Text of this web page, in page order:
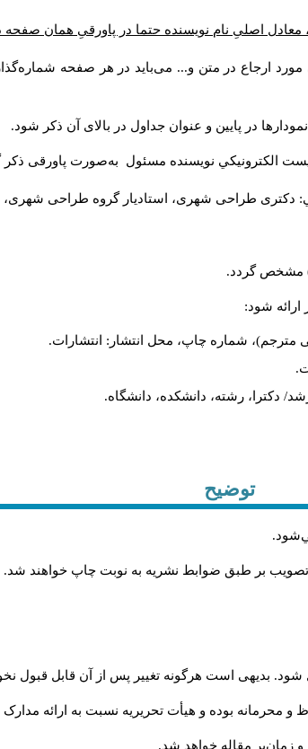
معادل اصلیِ نام نویسنده حتما در پاورقیِ همان
مورد ارجاع در متن و... می‌باید در هر صفحه
در پایین و عنوان جداول در بالای آن ذکر شود.
الكترونيكي نويسنده مسئول به‌صورت پاورقی ذکر
دکتری طراحی شهری، استادیار گروه طراحی شهری،
مشخص گردد.
ارائه شود:
مترجم)، شماره چاپ، محل انتشار: انتشارات.
دکترا، رشته، دانشکده، دانشگاه.
توضیح
.
بر طبق ضوابط نشريه به نوبت چاپ خواهند شد.
شود. بدیهی است هرگونه تغییر پس از آن قابل قبول
بوده و هیأت تحریریه نسبت به ارائه
زمان‌بر مقاله خواهد شد.